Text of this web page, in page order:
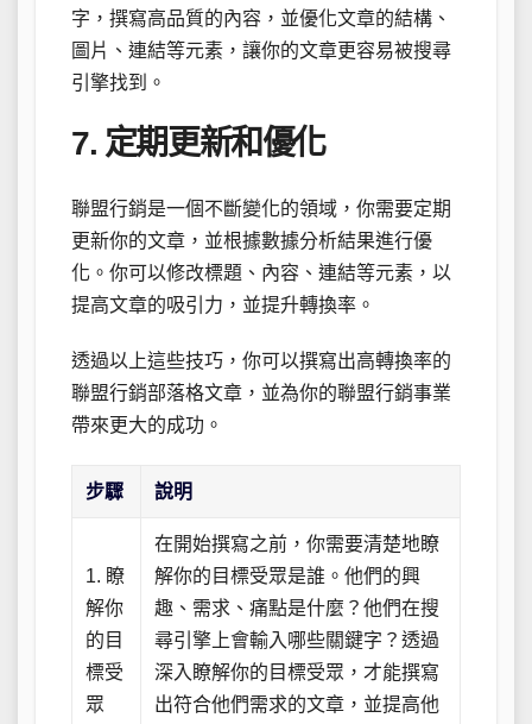
字，撰寫高品質的內容，並優化文章的結構、
圖片、連結等元素，讓你的文章更容易被搜尋
引擎找到。
7. 定期更新和優化
聯盟行銷是一個不斷變化的領域，你需要定期
更新你的文章，並根據數據分析結果進行優
化。你可以修改標題、內容、連結等元素，以
提高文章的吸引力，並提升轉換率。
透過以上這些技巧，你可以撰寫出高轉換率的
聯盟行銷部落格文章，並為你的聯盟行銷事業
帶來更大的成功。
步驟 說明
1. 瞭
解你
的目
標受
眾
在開始撰寫之前，你需要清楚地瞭
解你的目標受眾是誰。他們的興
趣、需求、痛點是什麼？他們在搜
尋引擎上會輸入哪些關鍵字？透過
深入瞭解你的目標受眾，才能撰寫
出符合他們需求的文章，並提高他